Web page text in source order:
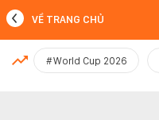
MỚI NHẤT
VỀ TRANG CHỦ
#World Cup 2026